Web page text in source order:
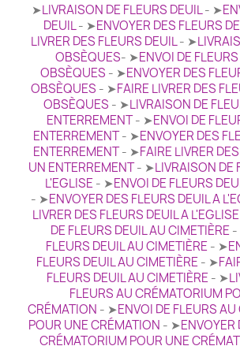
➤LIVRAISON DE FLEURS DEUIL- ➤
DEUIL- ➤ENVOYER DES FLEURS
LIVRER DES FLEURS DEUIL- ➤
OBSÈQUES- ➤ENVOI DE
OBSÈQUES - ➤ENVOYER DES
OBSÈQUES - ➤FAIRE LIVRER DES
OBSÈQUES - ➤LIVRAISON DE
ENTERREMENT- ➤ENVOI DE
ENTERREMENT- ➤ENVOYER DES
ENTERREMENT- ➤FAIRE LIVRER
UN ENTERREMENT- ➤LIVRAISON DE
L'EGLISE- ➤ENVOI DE FLEURS
- ➤ENVOYER DES FLEURS DEUIL A
LIVRER DES FLEURS DEUIL A L'EGLISE
DE FLEURS DEUIL AU CIMETIÈRE
FLEURS DEUIL AU CIMETIÈRE- ➤
FLEURS DEUIL AU CIMETIÈRE- ➤
FLEURS DEUIL AU CIMETIÈRE- ➤
FLEURS AU CRÉMATORIUM
CRÉMATION - ➤ENVOI DE FLEURS
POUR UNE CRÉMATION - ➤ENVOYER
CRÉMATORIUM POUR UNE